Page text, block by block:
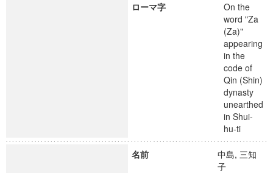
ローマ字
On the
word "Za
(Za)"
appearing
in the
code of
Qin (Shin)
dynasty
unearthed
in Shui-
hu-ti
名前
中島, 三知
子